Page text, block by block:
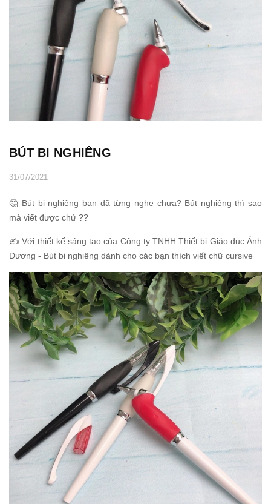
BÚT BI NGHIÊNG
31/07/2021
🤔 Bút bi nghiêng bạn đã từng nghe chưa? Bút nghiêng thì sao
mà viết được chứ ??
✍️ Với thiết kế sáng tạo của Công ty TNHH Thiết bị Giáo dục Ánh
Dương - Bút bi nghiêng dành cho các bạn thích viết chữ cursive